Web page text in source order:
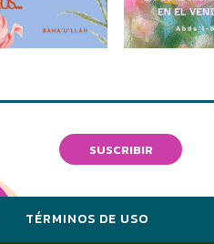
SUSCRIBIR
TÉRMINOS DE USO